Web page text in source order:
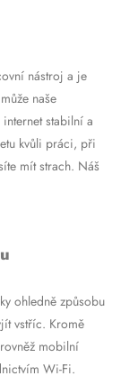
nástroj a je
naše
stabilní a
kvůli práci, při
mít strach. Náš
ohledně způsobu
vstříc. Kromě
mobilní
Wi-Fi.